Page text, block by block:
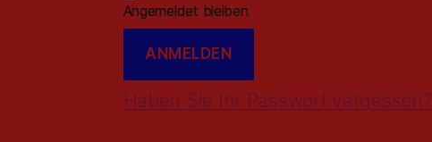
Angemeldet bleiben
Haben Sie Ihr Passwort vergessen?